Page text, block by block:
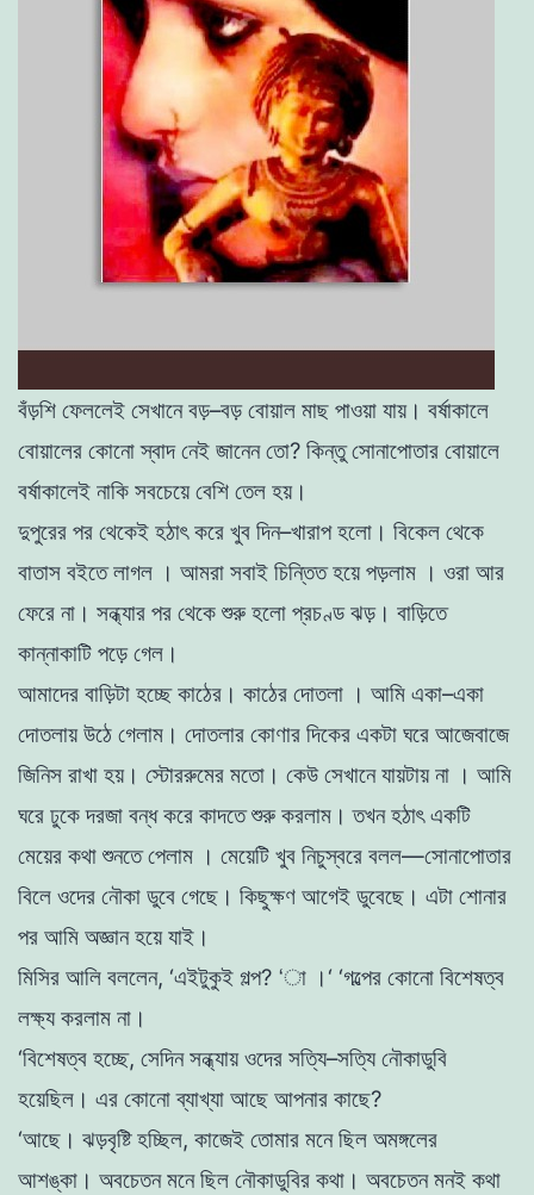
বঁড়শি ফেললেই সেখানেবড়–বড়বােয়াল মাছ পাওয়া যায়। বর্ষাকালে
বােয়ালের কোনােস্বাদনেই জানেনতাে? কিন্তুসােনাপােতার বােয়ালে
বর্ষাকালেই নাকি সবচেয়েবেশি তেল হয়।
দুপুরের পর থেকেই হঠাৎকরে খুব দিন–খারাপহলাে । বিকেল থেকে
বাতাস বইতেলাগল । আমরা সবাই চিন্তিতহয়েপড়লাম । ওরা আর
ফেরে না । সন্ধ্যার পর থেকে শুরুহলাে প্রচণ্ডঝড়। বাড়িতে
কান্নাকাটি পড়েগেল ।
আমাদের বাড়িটা হচ্ছেকাঠের । কাঠের দোতলা । আমি একা–একা
দোতলায়উঠে গেলাম । দোতলার কোণার দিকের একটা ঘরে আজেবাজে
জিনিস রাখা হয়। স্টোররুমের মতাে । কেউসেখানেযায়টায়না । আমি
ঘরে ঢুকেদরজা বন্ধকরে কাদতেশুরুকরলাম ।তখনহঠাৎএকটি
মেয়ের কথা শুনতেপেলাম । মেয়েটি খুব নিচুস্বরে বলল—সােনাপােতার
বিলে ওদের নৌকা ডুবে গেছে । কিছুক্ষণ আগেই ডুবেছে । এটা শােনার
পর আমি অজ্ঞানহয়েযাই ।
মিসির আলি বললেন, ‘এইটুকুই গল্প? ‘া । ‘ ‘গল্পের কোনাে বিশেষত্ব
লক্ষ্যকরলাম না ।
‘বিশেষত্ব হচ্ছে, সেদিনসন্ধ্যায়ওদের সত্যি–সত্যিনৌকাডুবি
হয়েছিল । এর কোনােব্যাখ্যা আছে আপনার কাছে?
‘আছে । ঝড়বৃষ্টিহচ্ছিল, কাজেই তােমার মনেছিল অমঙ্গলের
আশঙ্কা । অবচেতনমনেছিল নৌকাডুবির কথা । অবচেতনমনই কথা